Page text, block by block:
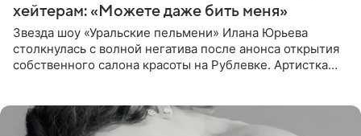
хейтерам: «Можете даже бить меня»
Звезда шоу «Уральские пельмени» Илана Юрьева
столкнулась с волной негатива после анонса открытия
собственного салона красоты на Рублевке. Артистка